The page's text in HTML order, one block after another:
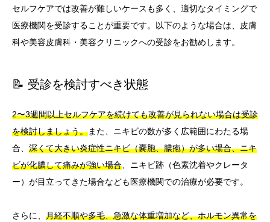
セルフケアでは改善が難しいケースも多く、適切なタイミングで
医療機関を受診することが重要です。以下のような場合は、皮膚
科や美容皮膚科・美容クリニックへの受診をお勧めします。
📝 受診を検討すべき状態
2〜3週間以上セルフケアを続けても改善が見られない場合は受診
を検討しましょう。また、ニキビの数が多く広範囲にわたる場
合、 深くて大きい炎症性ニキビ（嚢胞、膿疱）が多い場合、ニキ
ビが化膿して痛みが強い場合、ニキビ跡（色素沈着やクレータ
ー）が目立ってきた場合なども医療機関での治療が必要です。
さらに、 月経不順や多毛、急激な体重増加など、ホルモン異常を